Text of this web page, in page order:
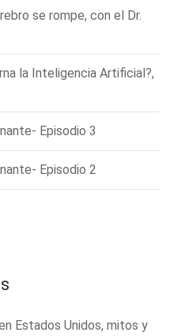
se rompe, con el Dr.
la Inteligencia Artificial?,
Episodio 3
Episodio 2
Estados Unidos, mitos y